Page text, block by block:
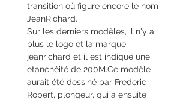
transition où figure encore le nom
JeanRichard.
Sur les derniers modèles, il n'y a
plus le logo et la marque
jeanrichard et il est indiqué une
etanchéité de 200M.Ce modèle
aurait été dessiné par Frederic
Robert, plongeur, qui a ensuite